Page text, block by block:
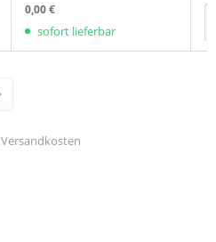
0,00 €
sofort lieferbar
Versandkosten